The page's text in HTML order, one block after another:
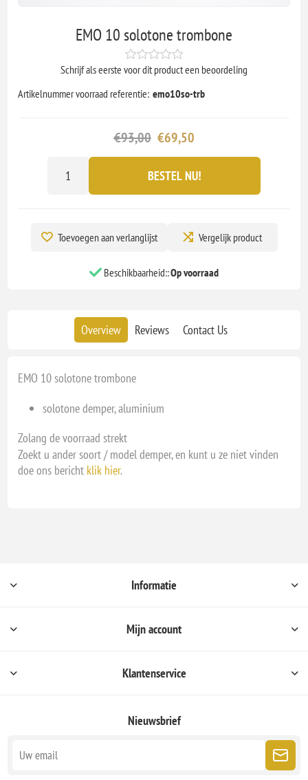
EMO 10 solotone trombone
Schrijf als eerste voor dit product een beoordeling
Artikelnummer voorraad referentie: emo10so-trb
€93,00 €69,50
BESTEL NU!
Toevoegen aan verlanglijst Vergelijk product
Beschikbaarheid::Op voorraad
Overview Reviews Contact Us
EMO 10 solotone trombone
solotone demper, aluminium
Zolang de voorraad strekt
Zoekt u ander soort / model demper, en kunt u ze niet vinden
doe ons bericht klik hier.
Informatie
Mijn account
Klantenservice
Nieuwsbrief